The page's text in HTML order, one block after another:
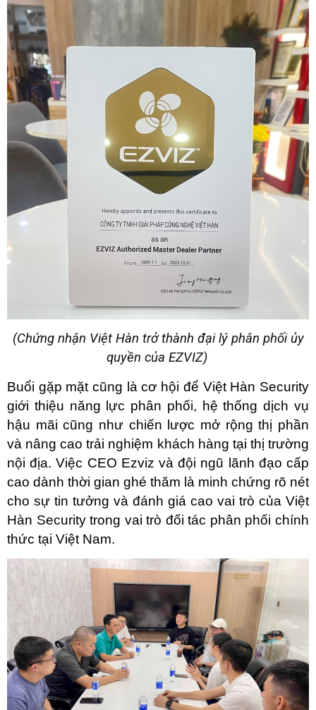
(Chứng nhận Việt Hàn trở thành đại lý phân phối ủy
quyền của EZVIZ)
Buổi gặp mặt cũng là cơ hội để Việt Hàn Security
giới thiệu năng lực phân phối, hệ thống dịch vụ
hậu mãi cũng như chiến lược mở rộng thị phần
và nâng cao trải nghiệm khách hàng tại thị trường
nội địa. Việc CEO Ezviz và đội ngũ lãnh đạo cấp
cao dành thời gian ghé thăm là minh chứng rõ nét
cho sự tin tưởng và đánh giá cao vai trò của Việt
Hàn Security trong vai trò đối tác phân phối chính
thức tại Việt Nam.